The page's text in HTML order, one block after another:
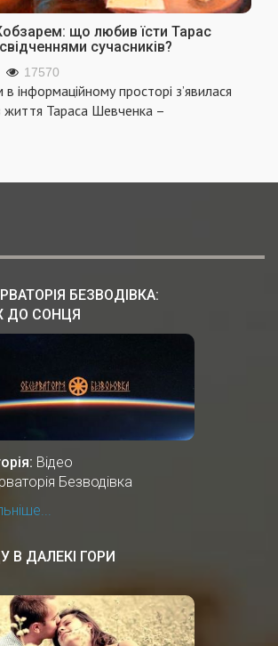
що любив їсти Тарас
сучасників?
17570
інформаційному просторі з’явилася
життя Тараса Шевченка –
БЕЗВОДІВКА:
ДО СОНЦЯ
Відео
Безводівка
В ДАЛЕКІ ГОРИ